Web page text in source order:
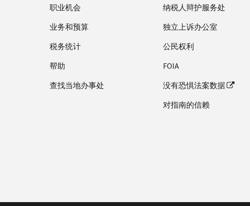
职业机会
业务和预算
税务统计
帮助
查找当地办事处
纳税人辩护服务处
独立上诉办公室
公民权利
FOIA
没有恐惧法案数据
对指南的信赖